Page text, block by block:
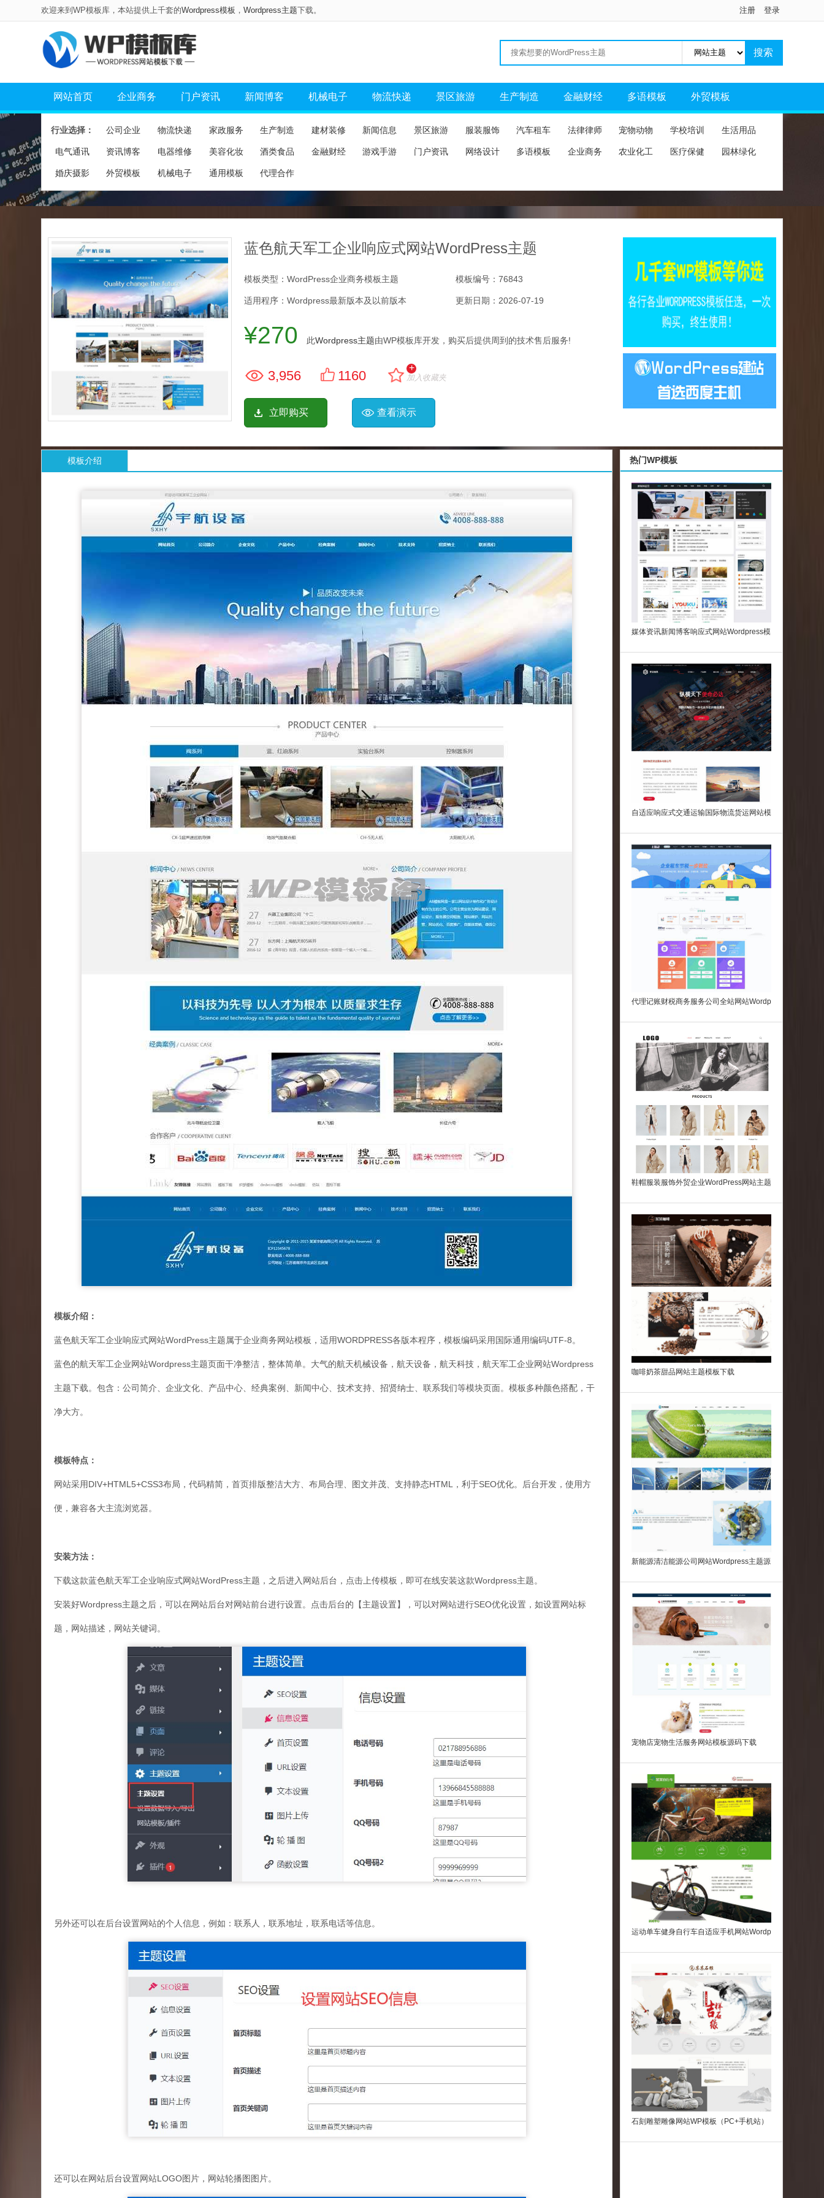
欢迎来到WP模板库，本站提供上千套的Wordpress模板 ， Wordpress主题下载。 注册 登录
网站首页 企业商务 门户资讯 新闻博客 机械电子 物流快递 景区旅游 生产制造 金融财经 多语模板 外贸模板
行业选择： 公司企业 物流快递 家政服务 生产制造 建材装修 新闻信息 景区旅游 服装服饰 汽车租车 法律律师 宠物动物 学校培训 生活用品
电气通讯 资讯博客 电器维修 美容化妆 酒类食品 金融财经 游戏手游 门户资讯 网络设计 多语模板 企业商务 农业化工 医疗保健 园林绿化
婚庆摄影 外贸模板 机械电子 通用模板 代理合作
蓝色航天军工企业响应式网站WordPress主题
模板类型：WordPress企业商务模板主题 模板编号：76843
适用程序：Wordpress最新版本及以前版本 更新日期： 2026-07-19
¥270 此Wordpress主题由WP模板库开发，购买后提供周到的技术售后服务!
3,956 1160
+
加入收藏夹
立即购买 查看演示
模板介绍
模板介绍：
蓝色航天军工企业响应式网站WordPress主题属于企业商务网站模板，适用WORDPRESS各版本程序，模板编码采用国际通用编码UTF-8。
蓝色的航天军工企业网站Wordpress主题页面干净整洁，整体简单。大气的航天机械设备，航天设备，航天科技，航天军工企业网站Wordpress
主题下载。包含：公司简介、企业文化、产品中心、经典案例、新闻中心、技术支持、招贤纳士、联系我们等模块页面。模板多种颜色搭配，干
净大方。
模板特点：
网站采用DIV+HTML5+CSS3布局，代码精简，首页排版整洁大方、布局合理、图文并茂、支持静态HTML，利于SEO优化。后台开发，使用方
便，兼容各大主流浏览器。
安装方法：
下载这款蓝色航天军工企业响应式网站WordPress主题，之后进入网站后台，点击上传模板，即可在线安装这款Wordpress主题。
安装好Wordpress主题之后，可以在网站后台对网站前台进行设置。点击后台的【主题设置】，可以对网站进行SEO优化设置，如设置网站标
题，网站描述，网站关键词。
另外还可以在后台设置网站的个人信息，例如：联系人，联系地址，联系电话等信息。
还可以在网站后台设置网站LOGO图片，网站轮播图图片。
热门WP模板
媒体资讯新闻博客响应式网站Wordpress模
板
自适应响应式交通运输国际物流货运网站模
板(带手机版)
代理记账财税商务服务公司全站网站Wordp
鞋帽服装服饰外贸企业WordPress网站主题
咖啡奶茶甜品网站主题模板下载
新能源清洁能源公司网站Wordpress主题源
码
宠物店宠物生活服务网站模板源码下载
运动单车健身自行车自适应手机网站Wordp
ress模板
石刻雕塑雕像网站WP模板（PC+手机站）